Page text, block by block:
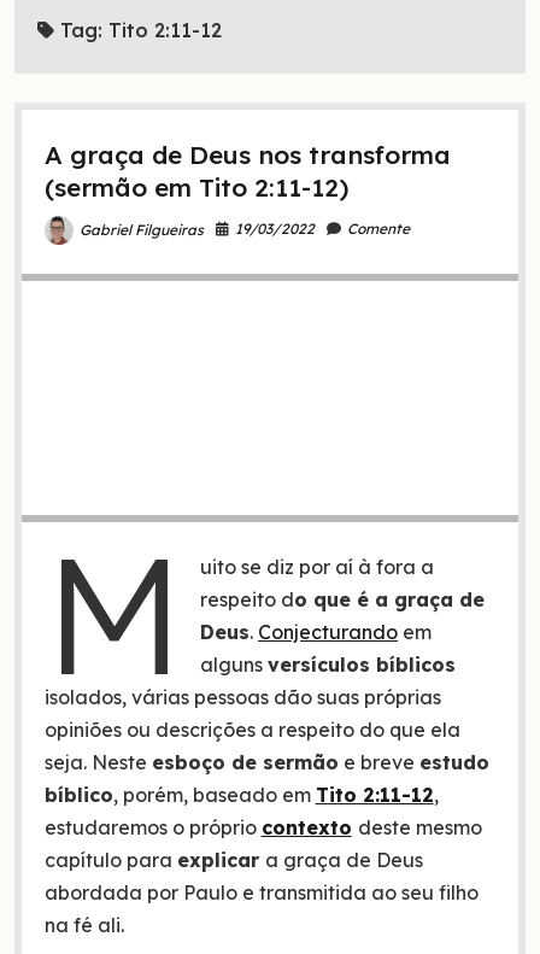
Tag: Tito 2:11-12
A graça de Deus nos transforma
(sermão em Tito 2:11-12)
Gabriel Filgueiras 19/03/2022 Comente
M
uito se diz por aí à fora a
respeito do que é a graça de
Deus. Conjecturando em
algunsversículos bíblicos
isolados, várias pessoas dão suas próprias
opiniões ou descrições a respeito do que ela
seja. Neste esboço de sermão e breve estudo
bíblico, porém, baseado em Tito 2:11-12,
estudaremos o próprio contexto deste mesmo
capítulo para explicar a graça de Deus
abordada por Paulo e transmitida ao seu filho
na fé ali.